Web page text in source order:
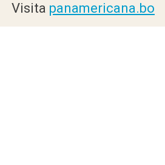
Visita panamericana.bo